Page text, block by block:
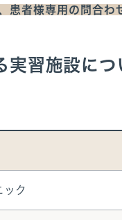
者様専用の問合わ
実習施設につ
ック